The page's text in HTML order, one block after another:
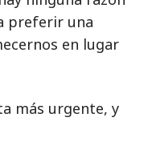
preferir una
en lugar
más urgente, y